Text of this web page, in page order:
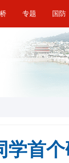
专题 国防
学首